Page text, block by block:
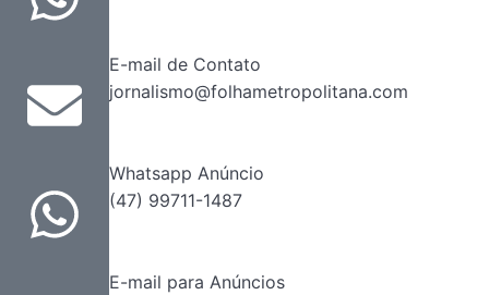
E-mail de Contato
jornalismo@folhametropolitana.com
Whatsapp Anúncio
(47) 99711-1487
E-mail para Anúncios